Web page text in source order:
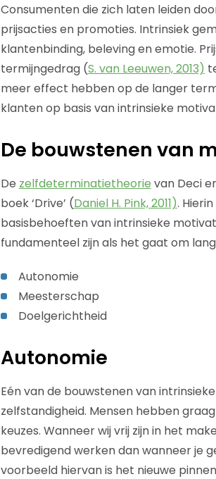
Consumenten die zich laten leiden
prijsacties en promoties. Intrinsiek
klantenbinding, beleving en emotie.
termijngedrag (S. van Leeuwen, 2013)
meer effect hebben op de langer
klanten op basis van intrinsieke
De bouwstenen van
De zelfdeterminatietheorie van Deci
boek ‘Drive’ (Daniel H. Pink, 2011).
basisbehoeften van intrinsieke
fundamenteel zijn als het gaat om
Autonomie
Meesterschap
Doelgerichtheid
Autonomie
Eén van de bouwstenen van
zelfstandigheid. Mensen hebben
keuzes. Wanneer wij vrij zijn in het
bevredigend werken dan wanneer je
voorbeeld hiervan is het nieuwe